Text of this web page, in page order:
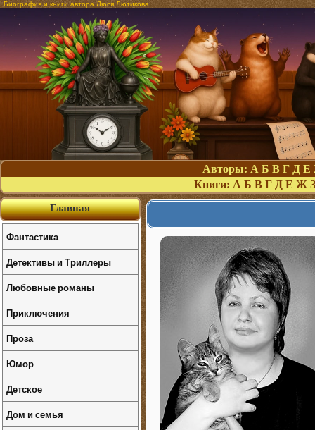
Биография и книги автора Люся Лютикова
Авторы: А Б В Г Д Е
Книги: А Б В Г Д Е Ж З
Главная
Фантастика
Детективы и Триллеры
Любовные романы
Приключения
Проза
Юмор
Детское
Дом и семья